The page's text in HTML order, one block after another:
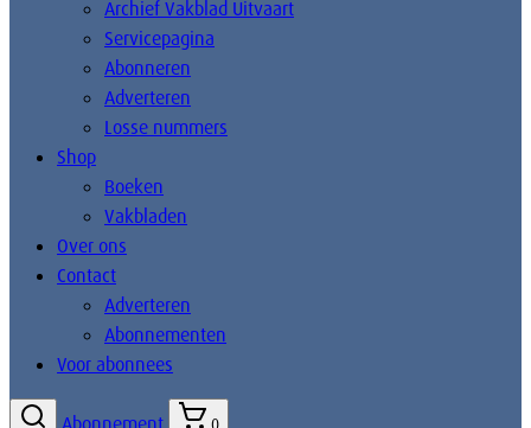
Archief Vakblad Uitvaart
Servicepagina
Abonneren
Adverteren
Losse nummers
Shop
Boeken
Vakbladen
Over ons
Contact
Adverteren
Abonnementen
Voor abonnees